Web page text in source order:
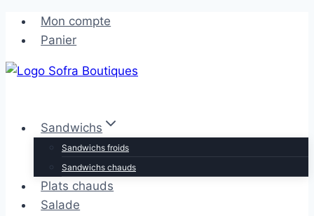
Aller
contenu
Aller
contenu
Mon compte
Panier
Sandwichs
Sandwichs froids
Sandwichs chauds
Plats chauds
Salade